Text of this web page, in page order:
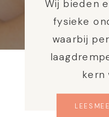
LEES
Wij bieden
fysieke
waarbij
kern